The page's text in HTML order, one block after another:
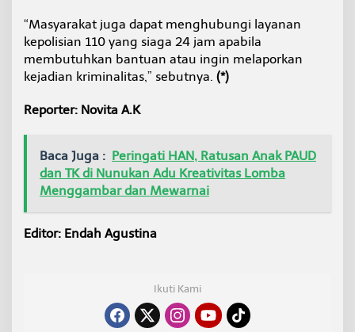
“Masyarakat juga dapat menghubungi layanan
kepolisian 110 yang siaga 24 jam apabila
membutuhkan bantuan atau ingin melaporkan
kejadian kriminalitas,” sebutnya. (*)
Reporter: Novita A.K
Baca Juga : Peringati HAN, Ratusan Anak PAUD
dan TK di Nunukan Adu Kreativitas Lomba
Menggambar dan Mewarnai
Editor: Endah Agustina
Ikuti Kami